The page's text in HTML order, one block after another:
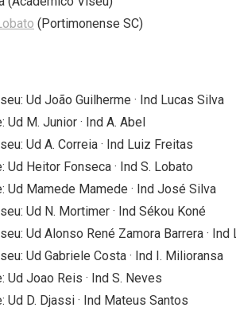
(Portimonense SC)
Ud João Guilherme · Ind Lucas Silva
Ud M. Junior · Ind A. Abel
Ud A. Correia · Ind Luiz Freitas
Ud Heitor Fonseca · Ind S. Lobato
Ud Mamede Mamede · Ind José Silva
Ud N. Mortimer · Ind Sékou Koné
Ud Alonso René Zamora Barrera · Ind
Ud Gabriele Costa · Ind I. Milioransa
Ud Joao Reis · Ind S. Neves
Ud D. Djassi · Ind Mateus Santos